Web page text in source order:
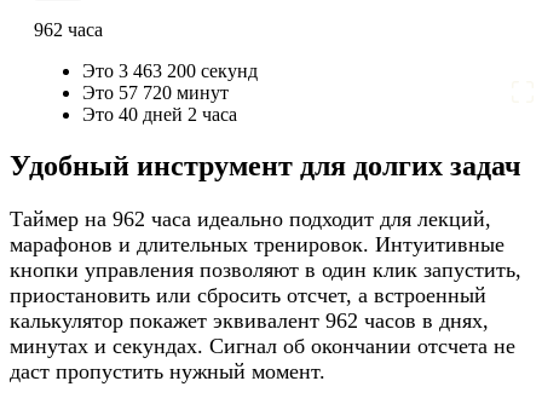
962 часа
Это 3 463 200 секунд
Это 57 720 минут
Это 40 дней 2 часа
Удобный инструмент для долгих задач
Таймер на 962 часа идеально подходит для лекций,
марафонов и длительных тренировок. Интуитивные
кнопки управления позволяют в один клик запустить,
приостановить или сбросить отсчет, а встроенный
калькулятор покажет эквивалент 962 часов в днях,
минутах и секундах. Сигнал об окончании отсчета не
даст пропустить нужный момент.